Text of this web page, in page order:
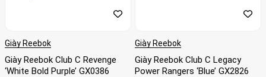
Giày Reebok
Giày Reebok Club C Revenge
‘White Bold Purple’ GX0386
Giày Reebok
Giày Reebok Club C Legacy
Power Rangers ‘Blue’ GX2826